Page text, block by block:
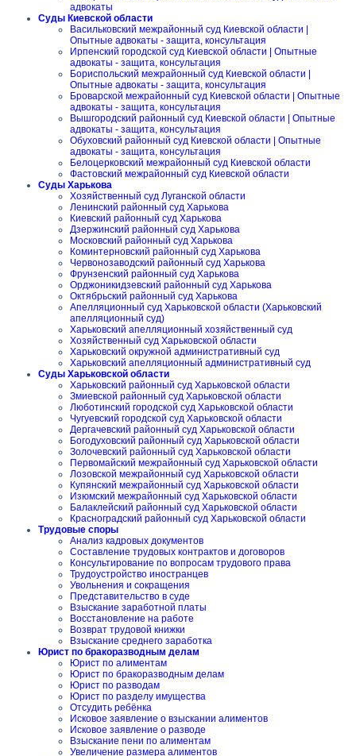
адвокаты
Суды Киевской области
Васильковский межрайонный суд Киевской области |
Опытные адвокаты - защита, консультация
Ирпенский городской суд Киевской области | Опытные
адвокаты - защита, консультация
Бориспольский межрайонный суд Киевской области |
Опытные адвокаты - защита, консультация
Броварской межрайонный суд Киевской области | Опытные
адвокаты - защита, консультация
Вышгородский районный суд Киевской области | Опытные
адвокаты - защита, консультация
Обуховский районный суд Киевской области | Опытные
адвокаты - защита, консультация
Белоцерковский межрайонный суд Киевской области
Фастовский межрайонный суд Киевской области
Суды Харькова
Хозяйственный суд Луганской области
Ленинский районный суд Харькова
Киевский районный суд Харькова
Дзержинский районный суд Харькова
Московский районный суд Харькова
Коминтерновский районный суд Харькова
Червонозаводский районный суд Харькова
Фрунзенский районный суд Харькова
Орджоникидзевский районный суд Харькова
Октябрьский районный суд Харькова
Апелляционный суд Харьковской области (Харьковский
апелляционный суд)
Харьковский апелляционный хозяйственный суд
Хозяйственный суд Харьковской области
Харьковский окружной административный суд
Харьковский апелляционный административный суд
Суды Харьковской области
Харьковский районный суд Харьковской области
Змиевской районный суд Харьковской области
Люботинский городской суд Харьковской области
Чугуевский городской суд Харьковской области
Дергачевский районный суд Харьковской области
Богодуховский районный суд Харьковской области
Золочевский районный суд Харьковской области
Первомайский межрайонный суд Харьковской области
Лозовской межрайонный суд Харьковской области
Купянский межрайонный суд Харьковской области
Изюмский межрайонный суд Харьковской области
Балаклейский районный суд Харьковской области
Красноградский районный суд Харьковской области
Трудовые споры
Анализ кадровых документов
Составление трудовых контрактов и договоров
Консультирование по вопросам трудового права
Трудоустройство иностранцев
Увольнения и сокращения
Представительство в суде
Взыскание заработной платы
Восстановление на работе
Возврат трудовой книжки
Взыскание среднего заработка
Юрист по бракоразводным делам
Юрист по алиментам
Юрист по бракоразводным делам
Юрист по разводам
Юрист по разделу имущества
Отсудить ребёнка
Исковое заявление о взыскании алиментов
Исковое заявление о разводе
Взыскание пени по алиментам
Увеличение размера алиментов